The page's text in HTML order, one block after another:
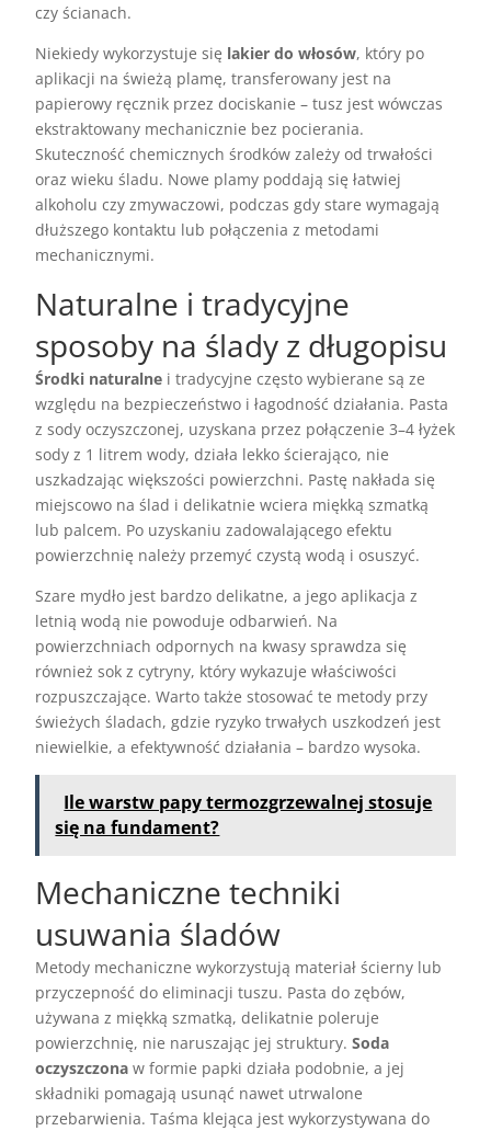
czy ścianach.
Niekiedy wykorzystuje się lakier do włosów, który po
aplikacji na świeżą plamę, transferowany jest na
papierowy ręcznik przez dociskanie – tusz jest wówczas
ekstraktowany mechanicznie bez pocierania.
Skuteczność chemicznych środków zależy od trwałości
oraz wieku śladu. Nowe plamy poddają się łatwiej
alkoholu czy zmywaczowi, podczas gdy stare wymagają
dłuższego kontaktu lub połączenia z metodami
mechanicznymi.
Naturalne i tradycyjne
sposoby na ślady z długopisu
Środki naturalne i tradycyjne często wybierane są ze
względu na bezpieczeństwo i łagodność działania. Pasta
z sody oczyszczonej, uzyskana przez połączenie 3–4 łyżek
sody z 1 litrem wody, działa lekko ścierająco, nie
uszkadzając większości powierzchni. Pastę nakłada się
miejscowo na ślad i delikatnie wciera miękką szmatką
lub palcem. Po uzyskaniu zadowalającego efektu
powierzchnię należy przemyć czystą wodą i osuszyć.
Szare mydło jest bardzo delikatne, a jego aplikacja z
letnią wodą nie powoduje odbarwień. Na
powierzchniach odpornych na kwasy sprawdza się
również sok z cytryny, który wykazuje właściwości
rozpuszczające. Warto także stosować te metody przy
świeżych śladach, gdzie ryzyko trwałych uszkodzeń jest
niewielkie, a efektywność działania – bardzo wysoka.
Ile warstw papy termozgrzewalnej stosuje
się na fundament?
Mechaniczne techniki
usuwania śladów
Metody mechaniczne wykorzystują materiał ścierny lub
przyczepność do eliminacji tuszu. Pasta do zębów,
używana z miękką szmatką, delikatnie poleruje
powierzchnię, nie naruszając jej struktury.Soda
oczyszczona w formie papki działa podobnie, a jej
składniki pomagają usunąć nawet utrwalone
przebarwienia. Taśma klejąca jest wykorzystywana do